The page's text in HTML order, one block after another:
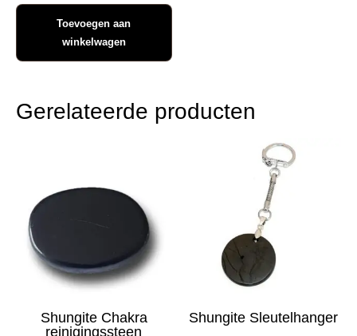
Toevoegen aan
winkelwagen
Gerelateerde producten
Shungite Chakra
reinigingssteen
Shungite Sleutelhanger